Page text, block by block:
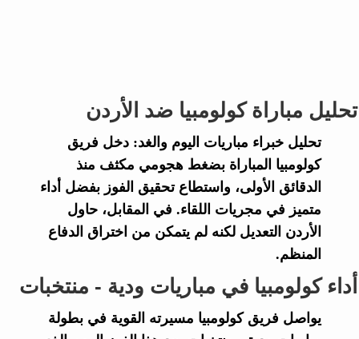
تحليل مباراة كولومبيا ضد الأردن
تحليل خبراء مباريات اليوم والغد: دخل فريق
كولومبيا المباراة بضغط هجومي مكثف منذ
الدقائق الأولى، واستطاع تحقيق الفوز بفضل أداء
متميز في مجريات اللقاء. في المقابل، حاول
الأردن التعديل لكنه لم يتمكن من اختراق الدفاع
المنظم.
أداء كولومبيا في مباريات ودية - منتخبات
يواصل فريقكولومبيا مسيرته القوية في بطولة